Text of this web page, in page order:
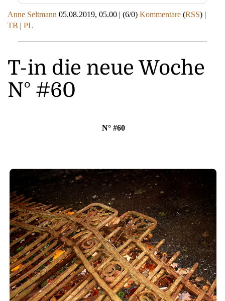
Anne Seltmann 05.08.2019, 05.00 | (6/0) Kommentare (RSS) |
TB | PL
T-in die neue Woche
N° #60
N° #60